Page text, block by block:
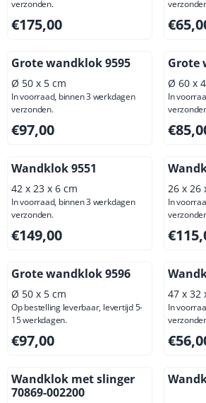
verzonden.
Prijs: 175,00, exclusief btw: 144,63
€175,00 Prijs:
Grote wandklok 9595
Ø 50 x 5 cm
In voorraad, binnen 3 werkdagen
verzonden.
Prijs: 97,00, exclusief btw: 80,17
€97,00
Grote
Ø 60 x
In
Prijs:
Wandklok 9551
42 x 23 x 6 cm
In voorraad, binnen 3 werkdagen
verzonden.
Prijs: 149,00, exclusief btw: 123,14
€149,00
26 x 26
In
Prijs:
Grote wandklok 9596
Ø 50 x 5 cm
Op bestelling leverbaar, levertijd 5-
15 werkdagen.
Prijs: 97,00, exclusief btw: 80,17
€97,00
47 x 32
In
Prijs:
Wandklok met slinger
70869-002200